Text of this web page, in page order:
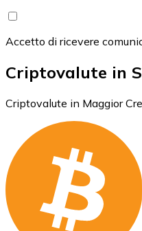
Accetto di ricevere
Criptovalute in
Criptovalute in Maggior